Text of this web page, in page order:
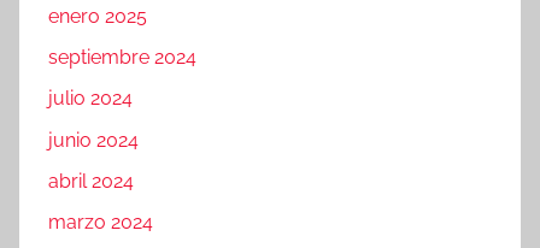
enero 2025
septiembre 2024
julio 2024
junio 2024
abril 2024
marzo 2024